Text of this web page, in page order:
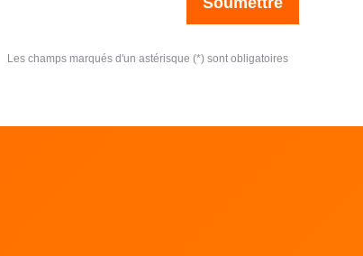
Les champs marqués d'un astérisque (*) sont obligatoires